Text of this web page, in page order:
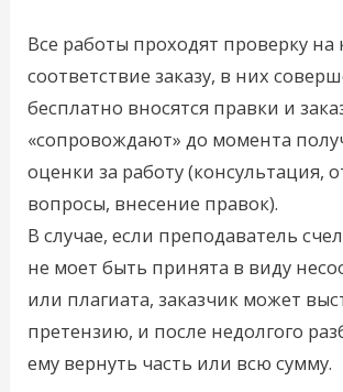
Все работы проходят проверку на
соответствие заказу, в них
бесплатно вносятся правки и
«сопровождают» до момента
оценки за работу (консультация,
вопросы, внесение правок).
В случае, если преподаватель
не моет быть принята в виду
или плагиата, заказчик может
претензию, и после недолгого
ему вернуть часть или всю сумму.